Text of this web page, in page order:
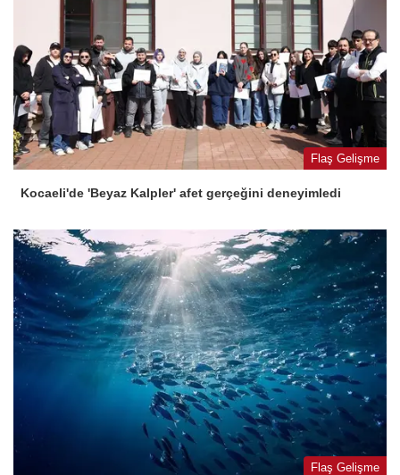
Flaş Gelişme
Kocaeli'de 'Beyaz Kalpler' afet gerçeğini deneyimledi
Flaş Gelişme